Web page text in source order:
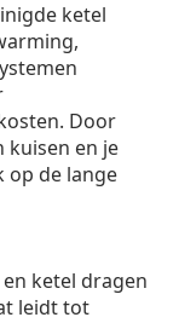
ketel
Door
kuisen en je
op de lange
ketel dragen
leidt tot